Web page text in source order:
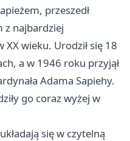
przeszedł
z najbardziej
wieku. Urodził się 18
, a w 1946 roku przyjął
Adama Sapiehy.
go coraz wyżej w
się w czytelną